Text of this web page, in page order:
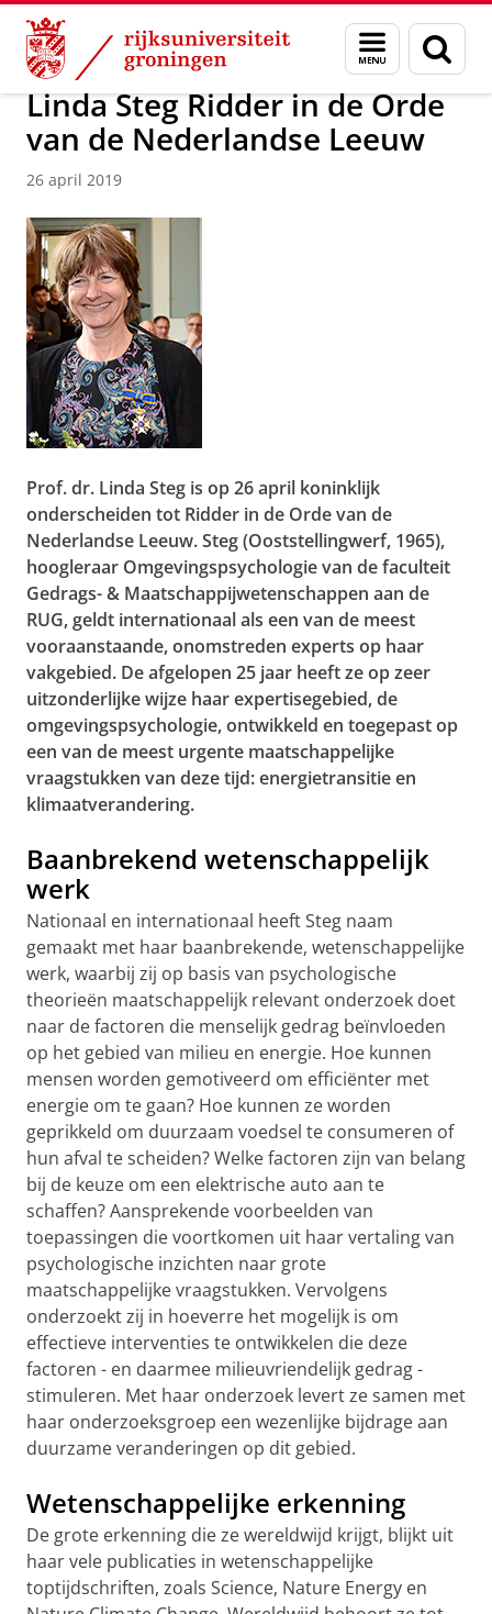
Skip
Content
Skip
Navigation
Menu
en
zoeken
Over ons Actueel Nieuws Nieuwsberichten
Linda Steg Ridder in de Orde
van de Nederlandse Leeuw
26 april 2019
Prof. dr. Linda Steg is op 26 april koninklijk
onderscheiden tot Ridder in de Orde van de
Nederlandse Leeuw. Steg (Ooststellingwerf, 1965),
hoogleraar Omgevingspsychologie van de faculteit
Gedrags- & Maatschappijwetenschappen aan de
RUG, geldt internationaal als een van de meest
vooraanstaande, onomstreden experts op haar
vakgebied. De afgelopen 25 jaar heeft ze op zeer
uitzonderlijke wijze haar expertisegebied, de
omgevingspsychologie, ontwikkeld en toegepast op
een van de meest urgente maatschappelijke
vraagstukken van deze tijd: energietransitie en
klimaatverandering.
Baanbrekend wetenschappelijk
werk
Nationaal en internationaal heeft Steg naam
gemaakt met haar baanbrekende, wetenschappelijke
werk, waarbij zij op basis van psychologische
theorieën maatschappelijk relevant onderzoek doet
naar de factoren die menselijk gedrag beïnvloeden
op het gebied van milieu en energie. Hoe kunnen
mensen worden gemotiveerd om efficiënter met
energie om te gaan? Hoe kunnen ze worden
geprikkeld om duurzaam voedsel te consumeren of
hun afval te scheiden? Welke factoren zijn van belang
bij de keuze om een elektrische auto aan te
schaffen? Aansprekende voorbeelden van
toepassingen die voortkomen uit haar vertaling van
psychologische inzichten naar grote
maatschappelijke vraagstukken. Vervolgens
onderzoekt zij in hoeverre het mogelijk is om
effectieve interventies te ontwikkelen die deze
factoren - en daarmee milieuvriendelijk gedrag -
stimuleren. Met haar onderzoek levert ze samen met
haar onderzoeksgroep een wezenlijke bijdrage aan
duurzame veranderingen op dit gebied.
Wetenschappelijke erkenning
De grote erkenning die ze wereldwijd krijgt, blijkt uit
haar vele publicaties in wetenschappelijke
toptijdschriften, zoals Science, Nature Energy en